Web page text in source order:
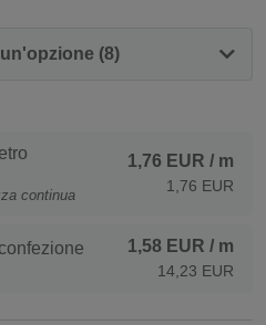
(8)
continua
1,76 EUR / m
1,76 EUR
1,58 EUR / m
14,23 EUR